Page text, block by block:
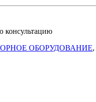
консультацию
ОБОРУДОВАНИЕ,